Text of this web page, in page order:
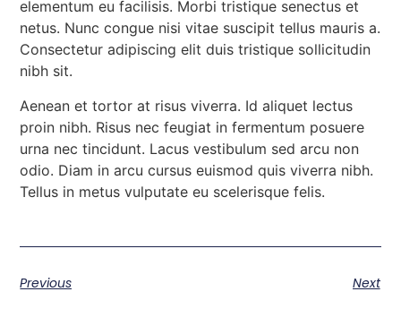
elementum eu facilisis. Morbi tristique senectus et
netus. Nunc congue nisi vitae suscipit tellus mauris a.
Consectetur adipiscing elit duis tristique sollicitudin
nibh sit.
Aenean et tortor at risus viverra. Id aliquet lectus
proin nibh. Risus nec feugiat in fermentum posuere
urna nec tincidunt. Lacus vestibulum sed arcu non
odio. Diam in arcu cursus euismod quis viverra nibh.
Tellus in metus vulputate eu scelerisque felis.
Previous Next